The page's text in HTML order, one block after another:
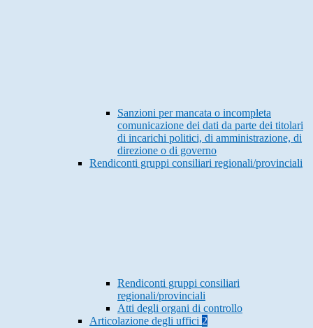
Sanzioni per mancata o incompleta
comunicazione dei dati da parte dei titolari
di incarichi politici, di amministrazione, di
direzione o di governo
Rendiconti gruppi consiliari regionali/provinciali
Rendiconti gruppi consiliari
regionali/provinciali
Atti degli organi di controllo
Articolazione degli uffici 2